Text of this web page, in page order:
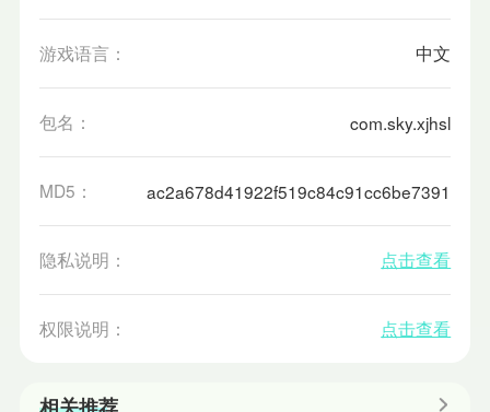
游戏语言： 中文
包名： com.sky.xjhsl
MD5： ac2a678d41922f519c84c91cc6be7391
隐私说明： 点击查看
权限说明： 点击查看
相关推荐